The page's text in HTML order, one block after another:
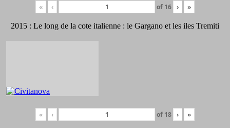
« ‹ of 16 › »
2015 : Le long de la cote italienne : le Gargano et les iles Tremiti
« ‹ of 18 › »